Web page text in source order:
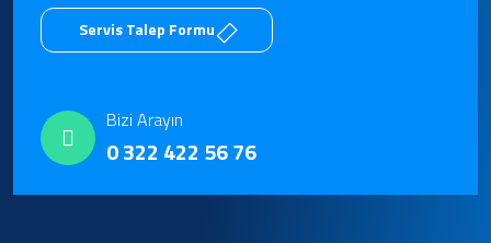
Servis Talep Formu
Bizi Arayın
0 322 422 56 76